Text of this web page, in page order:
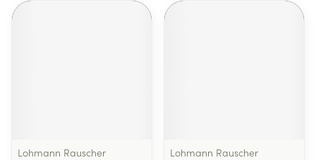
Lohmann Rauscher
Lohmann Rauscher